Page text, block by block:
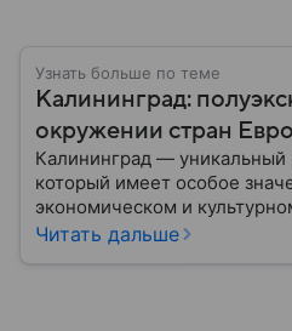
Узнать больше по теме
Калининград:
окружении стран
Калининград — уникальный
который имеет особое
экономическом и
город, расположенный в
Читать дальше